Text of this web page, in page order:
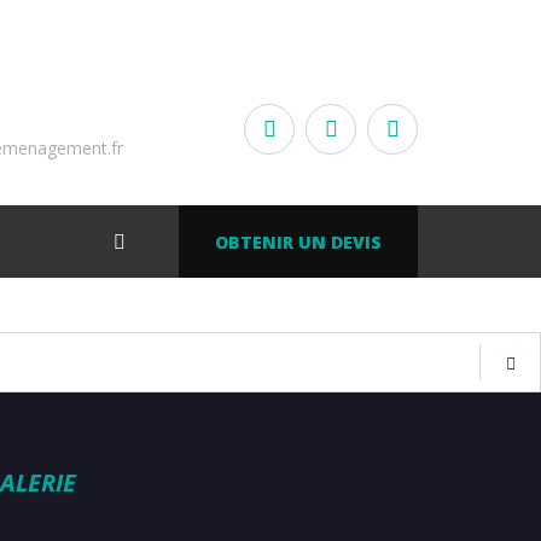
OBTENIR UN DEVIS